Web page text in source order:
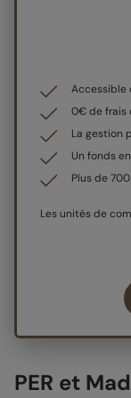
Accessible
0€ de frais
La gestion
Un fonds
Plus de
Les unités de
PER et